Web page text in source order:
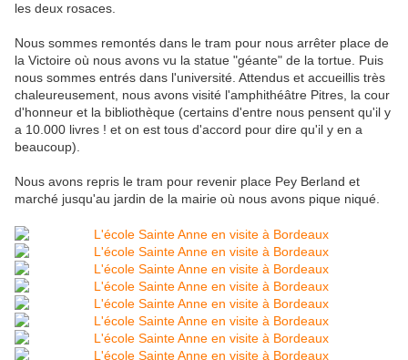
les deux rosaces.
Nous sommes remontés dans le tram pour nous arrêter place de
la Victoire où nous avons vu la statue "géante" de la tortue. Puis
nous sommes entrés dans l'université. Attendus et accueillis très
chaleureusement, nous avons visité l'amphithéâtre Pitres, la cour
d'honneur et la bibliothèque (certains d'entre nous pensent qu'il y
a 10.000 livres ! et on est tous d'accord pour dire qu'il y en a
beaucoup).
Nous avons repris le tram pour revenir place Pey Berland et
marché jusqu'au jardin de la mairie où nous avons pique niqué.